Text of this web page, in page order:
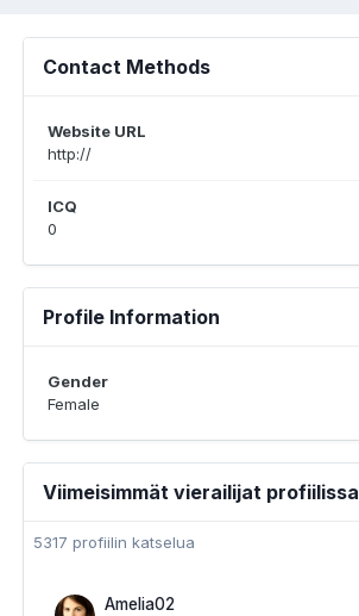
Contact Methods
Website URL
http://
ICQ
0
Profile Information
Gender
Female
Viimeisimmät vierailijat profiilissa
5317 profiilin katselua
Amelia02